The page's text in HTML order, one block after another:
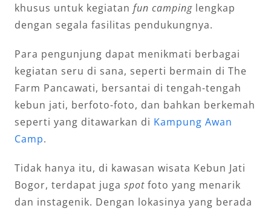
khusus untuk kegiatan fun campinglengkap
dengan segala fasilitas pendukungnya.
Para pengunjung dapat menikmati berbagai
kegiatan seru di sana, seperti bermain di The
Farm Pancawati, bersantai di tengah-tengah
kebun jati, berfoto-foto, dan bahkan berkemah
seperti yang ditawarkan di Kampung Awan
Camp.
Tidak hanya itu, di kawasan wisata Kebun Jati
Bogor, terdapat juga spotfoto yang menarik
dan instagenik. Dengan lokasinya yang berada